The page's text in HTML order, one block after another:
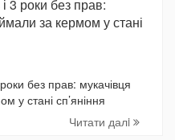
3 роки без прав:
за кермом у стані
без прав: мукачівця
у стані сп’яніння
Читати далi